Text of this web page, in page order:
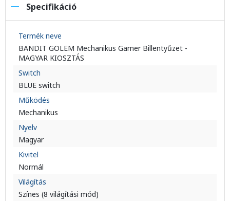
Specifikáció
Termék neve
BANDIT GOLEM Mechanikus Gamer Billentyűzet -
MAGYAR KIOSZTÁS
Switch
BLUE switch
Működés
Mechanikus
Nyelv
Magyar
Kivitel
Normál
Világítás
Színes (8 világítási mód)